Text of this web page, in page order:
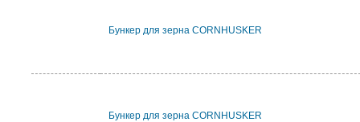
Бункер для зерна CORNHUSKER
Бункер для зерна CORNHUSKER